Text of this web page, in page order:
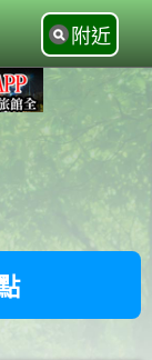
附近